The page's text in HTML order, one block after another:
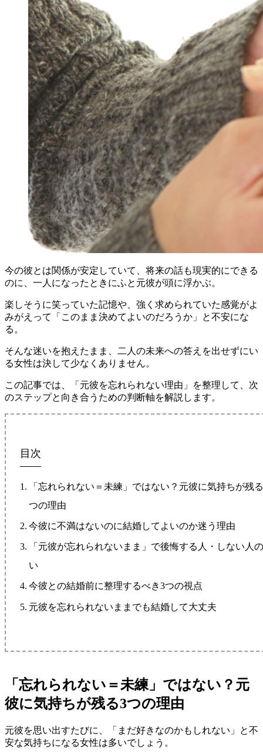
今の彼とは関係が安定していて、将来の話も現実的にできる
のに、一人になったときにふと元彼が頭に浮かぶ。
楽しそうに笑っていた記憶や、強く求められていた感覚がよ
みがえって「このまま決めてよいのだろうか」と不安にな
る。
そんな迷いを抱えたまま、二人の未来への答えを出せずにい
る女性は決して少なくありません。
この記事では、「元彼を忘れられない理由」を整理して、次
のステップと向き合うための判断軸を解説します。
目次
「忘れられない＝未練」ではない？元彼に気持ちが残
つの理由
今彼に不満はないのに結婚してよいのか迷う理由
「元彼が忘れられないまま」で後悔する人・しない人
い
今彼との結婚前に整理するべき3つの視点
元彼を忘れられないままでも結婚して大丈夫
「忘れられない＝未練」ではない？元
彼に気持ちが残る3つの理由
元彼を思い出すたびに、「まだ好きなのかもしれない」と不
安な気持ちになる女性は多いでしょう。